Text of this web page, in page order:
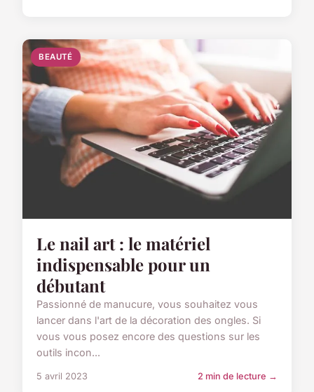
BEAUTÉ
Le nail art : le matériel
indispensable pour un
débutant
Passionné de manucure, vous souhaitez vous
lancer dans l'art de la décoration des ongles. Si
vous vous posez encore des questions sur les
outils incon...
5 avril 2023 2 min de lecture →